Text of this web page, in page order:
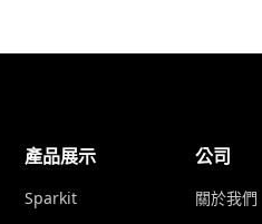
產品展示
Sparkit
公司
關於我們